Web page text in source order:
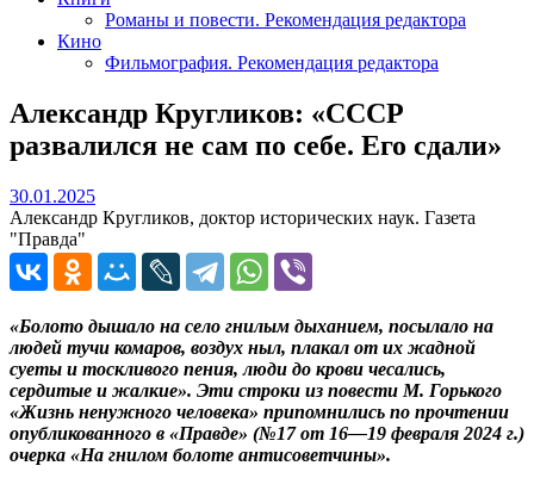
Романы и повести. Рекомендация редактора
Кино
Фильмография. Рекомендация редактора
Александр Кругликов: «СССР
развалился не сам по себе. Его сдали»
30.01.202530.01.2025
Александр Кругликов, доктор исторических наук. Газета
"Правда"
«Болото дышало на село гнилым дыханием, посылало на
людей тучи комаров, воздух ныл, плакал от их жадной
суеты и тоскливого пения, люди до крови чесались,
сердитые и жалкие». Эти строки из повести М. Горького
«Жизнь ненужного человека» припомнились по прочтении
опубликованного в «Правде» (№17 от 16—19 февраля 2024 г.)
очерка «На гнилом болоте антисоветчины».